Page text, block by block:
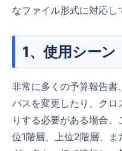
なファイル形式に対応し
1、使用シーン
非常に多くの予算報告書、設計案などのファイルの保存
パスを変更したり、クロ
りする必要がある場合
位1階層、上位2階層、